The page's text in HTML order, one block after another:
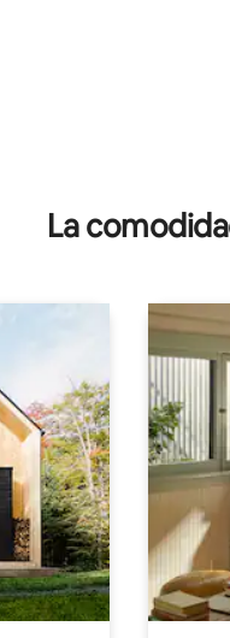
La